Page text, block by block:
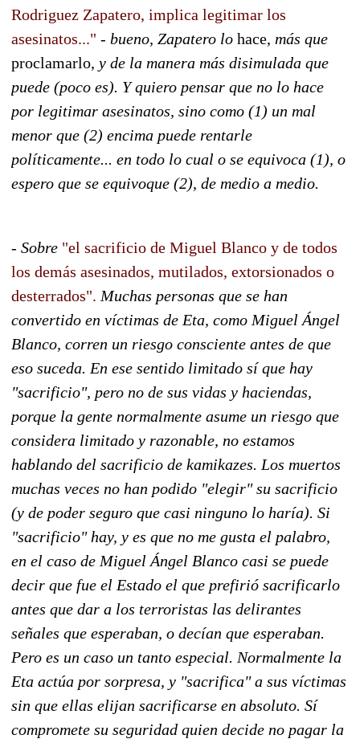
Rodriguez Zapatero, implica legitimar los
asesinatos..." - bueno, Zapatero lo hace, más que
proclamarlo, y de la manera más disimulada que
puede (poco es). Y quiero pensar que no lo hace
por legitimar asesinatos, sino como (1) un mal
menor que (2) encima puede rentarle
políticamente... en todo lo cual o se equivoca (1), o
espero que se equivoque (2), de medio a medio.
- Sobre "el sacrificio de Miguel Blanco y de todos
los demás asesinados, mutilados, extorsionados o
desterrados". Muchas personas que se han
convertido en víctimas de Eta, como Miguel Ángel
Blanco, corren un riesgo consciente antes de que
eso suceda. En ese sentido limitado sí que hay
"sacrificio", pero no de sus vidas y haciendas,
porque la gente normalmente asume un riesgo que
considera limitado y razonable, no estamos
hablando del sacrificio de kamikazes. Los muertos
muchas veces no han podido "elegir" su sacrificio
(y de poder seguro que casi ninguno lo haría). Si
"sacrificio" hay, y es que no me gusta el palabro,
en el caso de Miguel Ángel Blanco casi se puede
decir que fue el Estado el que prefirió sacrificarlo
antes que dar a los terroristas las delirantes
señales que esperaban, o decían que esperaban.
Pero es un caso un tanto especial. Normalmente la
Eta actúa por sorpresa, y "sacrifica" a sus víctimas
sin que ellas elijan sacrificarse en absoluto. Sí
compromete su seguridad quien decide no pagar la